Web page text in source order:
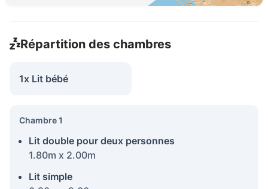
Répartition des chambres
1x Lit bébé
Chambre 1
Lit double pour deux personnes
1.80m x 2.00m
Lit simple